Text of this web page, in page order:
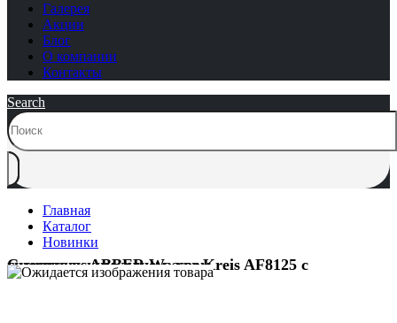
Галерея
Акции
Блог
О компании
Контакты
Search
Главная
Каталог
Новинки
Смеситель ABBER Wasser Kreis AF8125 с гигиеническим душем, хром